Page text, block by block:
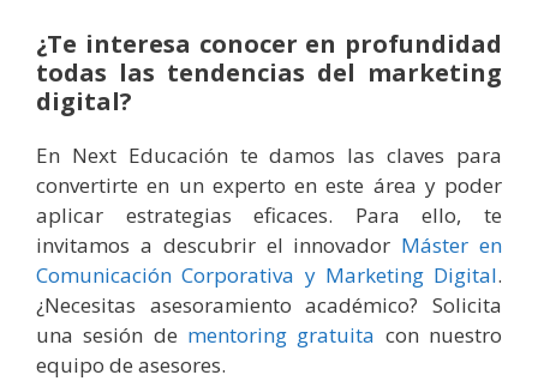
¿Te interesa conocer en profundidad
todas las tendencias del marketing
digital?
En Next Educación te damos las claves para
convertirte en un experto en este área y poder
aplicar estrategias eficaces. Para ello, te
invitamos a descubrir el innovador Máster en
Comunicación Corporativa y Marketing Digital.
¿Necesitas asesoramiento académico? Solicita
una sesión de mentoring gratuita con nuestro
equipo de asesores.